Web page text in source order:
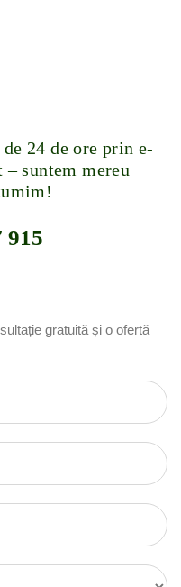
24 de ore prin e-
suntem mereu
915
gratuită și o ofertă